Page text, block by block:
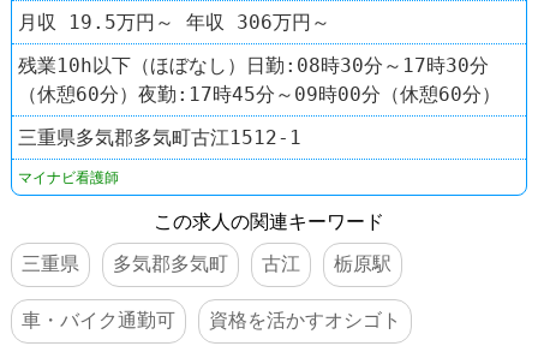
月収 19.5万円～ 年収 306万円～
残業10h以下（ほぼなし）日勤:08時30分～17時30分
（休憩60分）夜勤:17時45分～09時00分（休憩60分）
三重県多気郡多気町古江1512-1
マイナビ看護師
この求人の関連キーワード
三重県
多気郡多気町 古江 栃原駅
車・バイク通勤可 資格を活かすオシゴト